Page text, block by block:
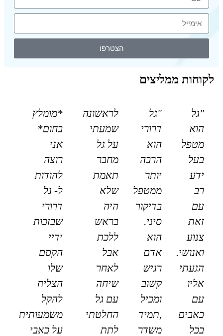
הצטרפו
לקוחות ממליצים
"גל
הוא
מטפל
בעל
ידע
רב
עם
זאת
צנוע
ואנושי.
הגעתי
אליו
עם
כאבים
בכל
"גל
דרורי
הוא
הרבה
יותר
ממטפל
בדיקור
סיני.
הוא
אדם
רגיש
קשוב
ומכיל
,תמיד
משדר
לראשונה
שמעתי
על גל
מחבר
תאמת
שלא
היה
בראש
ללכת
אבל
לאחר
שיחה
עם גל
החלטתי
לתת
*מומלץ
בחום*
אני
רוצה
להודות
ל- גל
דרורי
שבזכות
ידיי
הקסם
שלו
הצליח
להקל
משמעותית
על כאבי